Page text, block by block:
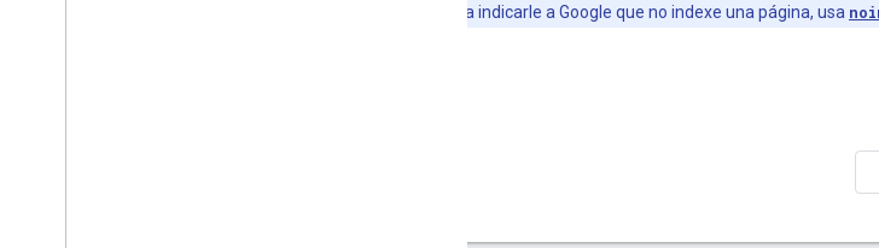
Búsqueda. Para indicarle a Google que no indexe una página, usa